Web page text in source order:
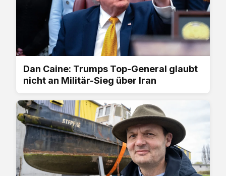
Dan Caine: Trumps Top-General glaubt
nicht an Militär-Sieg über Iran